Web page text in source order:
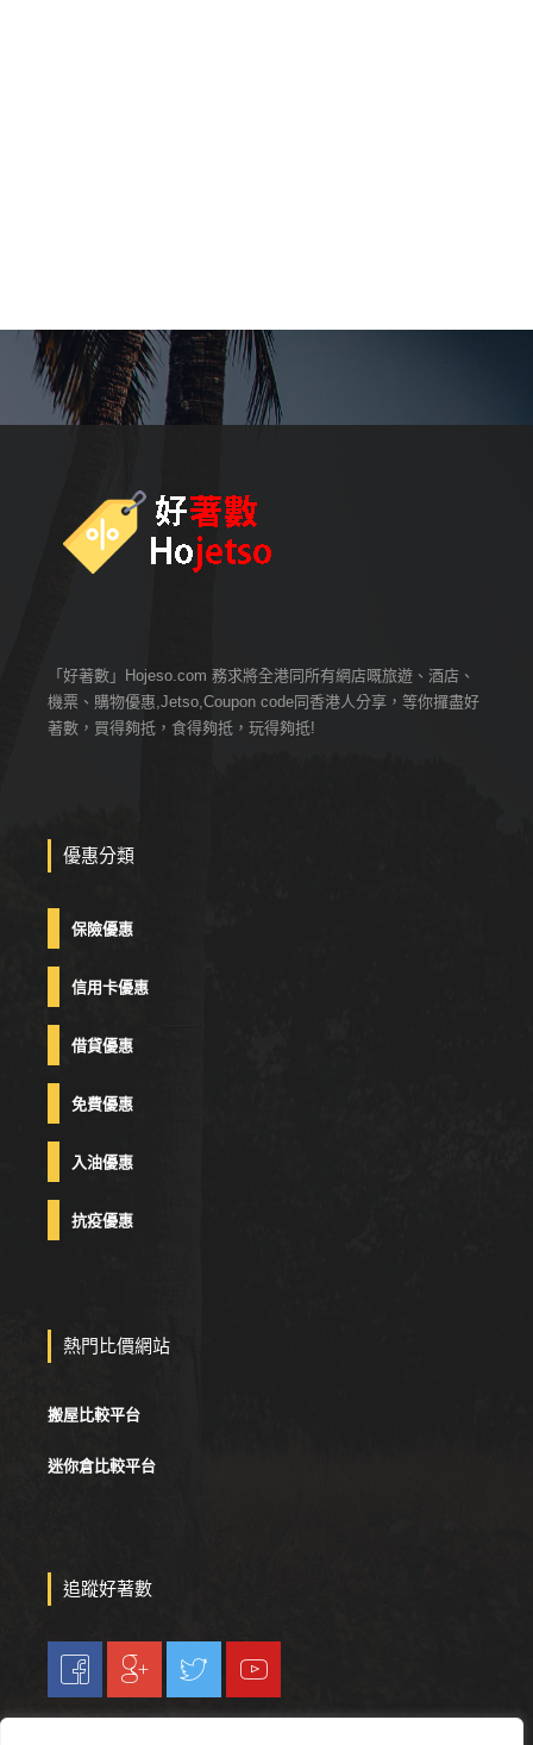
「好著數」Hojeso.com 務求將全港同所有網店嘅旅遊、酒店、
機票、購物優惠,Jetso,Coupon code同香港人分享，等你攞盡好
著數，買得夠抵，食得夠抵，玩得夠抵!
優惠分類
保險優惠
信用卡優惠
借貸優惠
免費優惠
入油優惠
抗疫優惠
熱門比價網站
搬屋比較平台
迷你倉比較平台
追蹤好著數